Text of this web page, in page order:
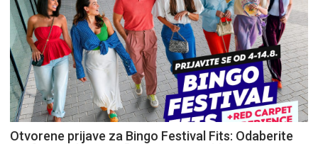
Otvorene prijave za Bingo Festival Fits: Odaberite